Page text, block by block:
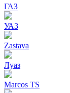
ГАЗ
УАЗ
Zastava
Луаз
Marcos TS